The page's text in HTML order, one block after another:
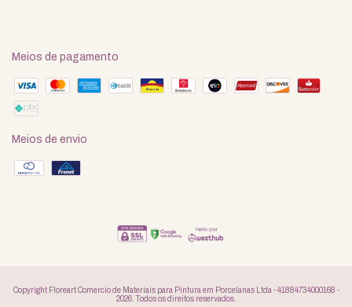
Meios de pagamento
Meios de envio
Copyright Floreart Comercio de Materiais para Pintura em Porcelanas Ltda - 41884734000168 -
2026. Todos os direitos reservados.